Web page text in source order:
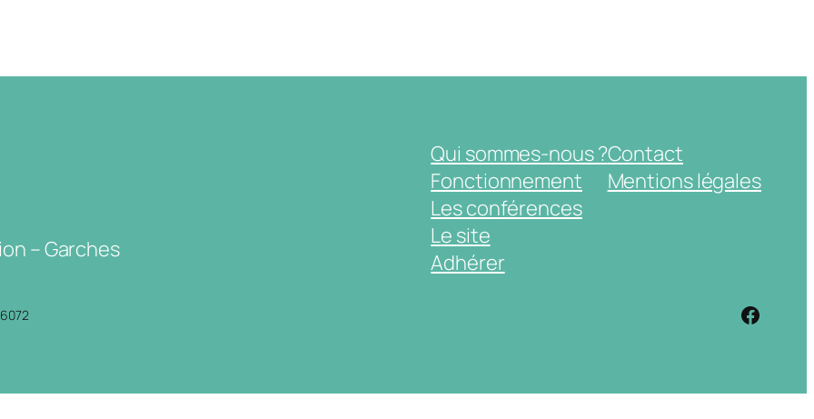
– Garches
Qui sommes-nous ?
Fonctionnement
Les conférences
Le site
Adhérer
Contact
Mentions légales